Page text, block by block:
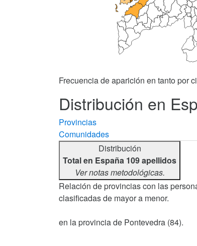
Frecuencia de aparición en tanto por
Distribución en
Provincias
Comunidades
Distribución
Total en España 109 apellidos
Ver notas metodológicas.
Relación de provincias con las
clasificadas de mayor a menor.
en la provincia de Pontevedra (84).